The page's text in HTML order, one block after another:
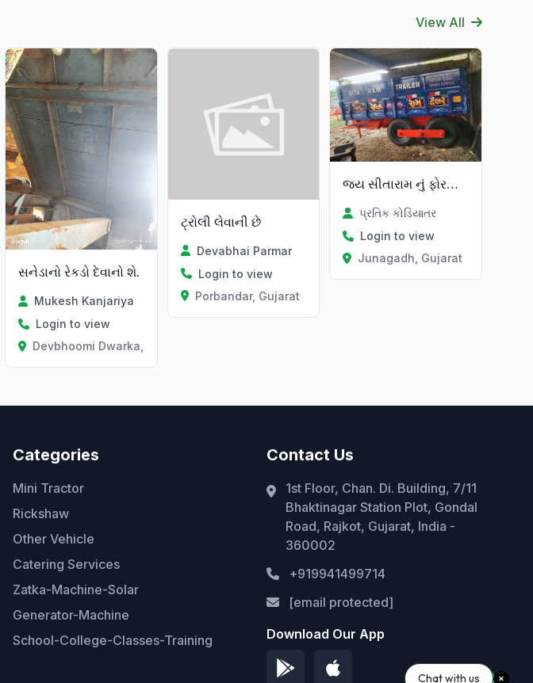
View All
સનેડાનો રેકડો દેવાનો શે.
Mukesh Kanjariya
Login to view
Devbhoomi Dwarka, Gujarat
ટ્રોલી લેવાની છે
Devabhai Parmar
Login to view
Porbandar, Gujarat
Verified
જય સીતારામ નું ફોરવીલ ટેલર વેચવાનું
પ્રતિક કોડિયાતર
Login to view
Junagadh, Gujarat
Categories
Mini Tractor
Rickshaw
Other Vehicle
Catering Services
Zatka-Machine-Solar
Generator-Machine
School-College-Classes-Training
Contact Us
1st Floor, Chan. Di. Building, 7/11
Bhaktinagar Station Plot, Gondal
Road, Rajkot, Gujarat, India -
360002
+919941499714
[email protected]
Download Our App
Chat with us